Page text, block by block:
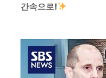
간속으로!